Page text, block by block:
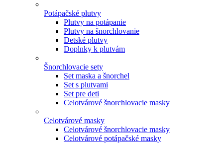
Potápačské plutvy
Plutvy na potápanie
Plutvy na šnorchlovanie
Detské plutvy
Doplnky k plutvám
Šnorchlovacie sety
Set maska a šnorchel
Set s plutvami
Set pre deti
Celotvárové šnorchlovacie masky
Celotvárové masky
Celotvárové šnorchlovacie masky
Celotvárové potápačské masky